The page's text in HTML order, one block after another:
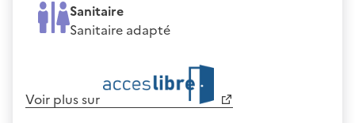
Sanitaire
Sanitaire adapté
Voir plus sur